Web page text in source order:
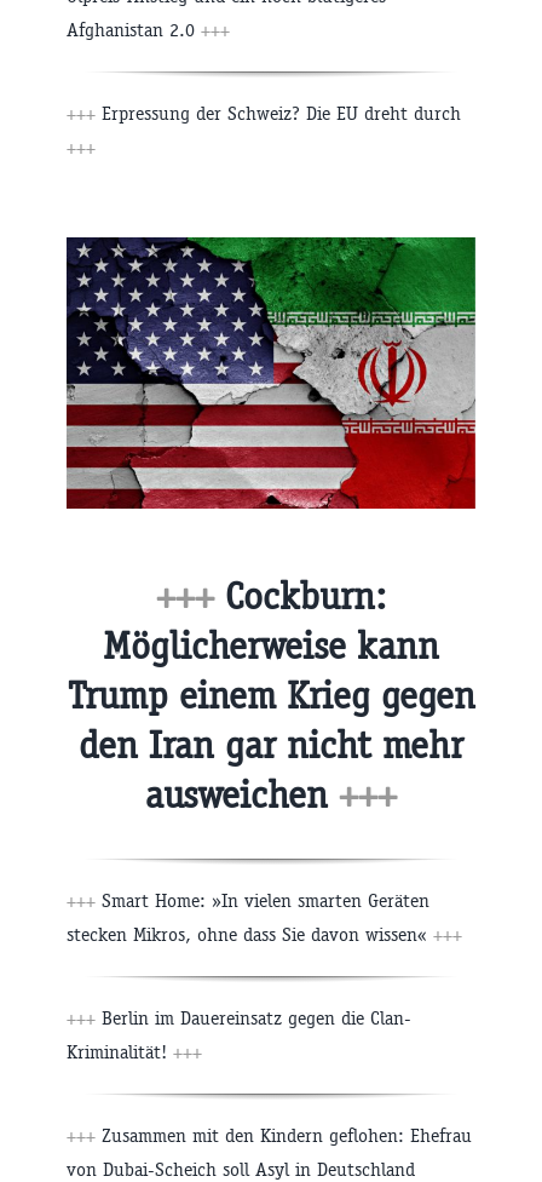
Afghanistan 2.0 +++
+++ Erpressung der Schweiz? Die EU dreht durch
+++
+++Cockburn:
Möglicherweise kann
Trump einem Krieg gegen
den Iran gar nicht mehr
ausweichen +++
+++ Smart Home: »In vielen smarten Geräten
stecken Mikros, ohne dass Sie davon wissen« +++
+++ Berlin im Dauereinsatz gegen die Clan-
Kriminalität! +++
+++ Zusammen mit den Kindern geflohen: Ehefrau
von Dubai-Scheich soll Asyl in Deutschland